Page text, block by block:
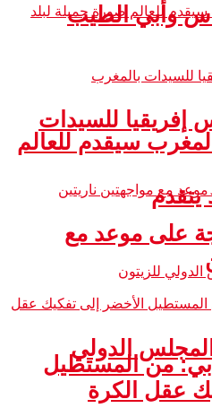
2030: المغرب سيقدم للعالم
يتقدم
الدولي
وأبي الطيب
إفريقيا للسيدات
على موعد مع
من المستطيل
عقل الكرة